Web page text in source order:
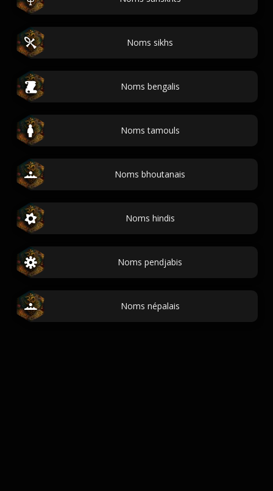
Noms sikhs
Noms bengalis
Noms tamouls
Noms bhoutanais
Noms hindis
Noms pendjabis
Noms népalais